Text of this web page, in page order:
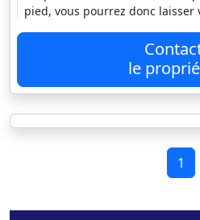
pied, vous pourrez donc laisser
le
1